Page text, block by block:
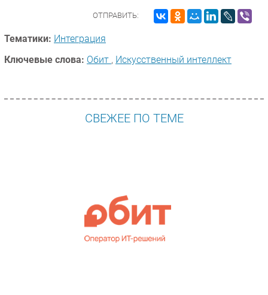
ОТПРАВИТЬ:
Тематики: Интеграция
Ключевые слова: Обит , Искусственный интеллект
СВЕЖЕЕ ПО ТЕМЕ